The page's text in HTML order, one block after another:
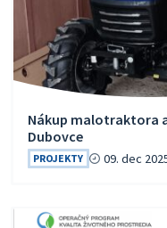
Nákup malotraktora
Dubovce
PROJEKTY 09. dec